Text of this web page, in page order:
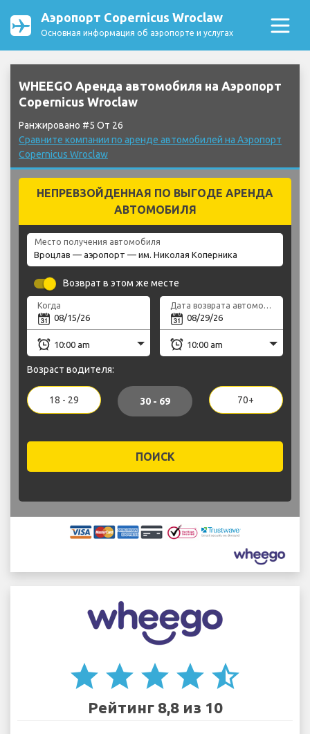
Аэропорт Copernicus Wroclaw
Основная информация об аэропорте и услугах
WHEEGO Аренда автомобиля на Аэропорт
Copernicus Wroclaw
Ранжировано #5 От 26
Сравните компании по аренде автомобилей на Аэропорт
Copernicus Wroclaw
НЕПРЕВЗОЙДЕННАЯ ПО ВЫГОДЕ АРЕНДА
АВТОМОБИЛЯ
Место получения автомобиля
Возврат в этом же месте
Когда Дата возврата автомобиля
Возраст водителя:
18 - 29 30 - 69 70+
ПОИСК
star star star star star_half
Рейтинг 8,8 из 10